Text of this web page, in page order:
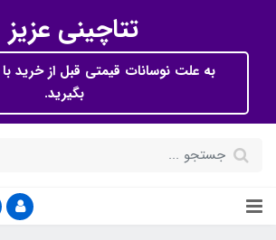
تتاچینی عزیز
به علت نوسانات قیمتی قبل از خرید
بگیرید.